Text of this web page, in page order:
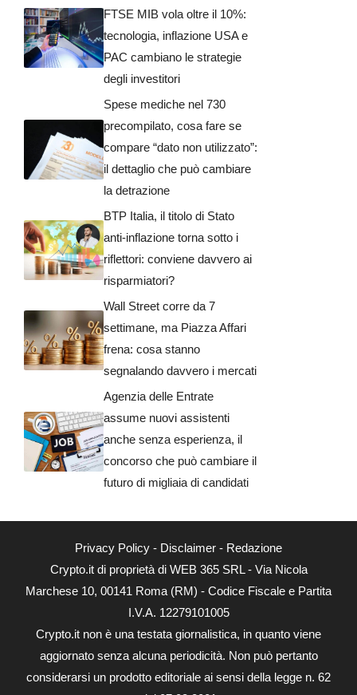
FTSE MIB vola oltre il 10%:
tecnologia, inflazione USA e
PAC cambiano le strategie
degli investitori
Spese mediche nel 730
precompilato, cosa fare se
compare “dato non utilizzato”:
il dettaglio che può cambiare
la detrazione
BTP Italia, il titolo di Stato
anti-inflazione torna sotto i
riflettori: conviene davvero ai
risparmiatori?
Wall Street corre da 7
settimane, ma Piazza Affari
frena: cosa stanno
segnalando davvero i mercati
Agenzia delle Entrate
assume nuovi assistenti
anche senza esperienza, il
concorso che può cambiare il
futuro di migliaia di candidati
Privacy Policy - Disclaimer - Redazione
Crypto.it di proprietà di WEB 365 SRL - Via Nicola
Marchese 10, 00141 Roma (RM) - Codice Fiscale e Partita
I.V.A. 12279101005
Crypto.it non è una testata giornalistica, in quanto viene
aggiornato senza alcuna periodicità. Non può pertanto
considerarsi un prodotto editoriale ai sensi della legge n. 62